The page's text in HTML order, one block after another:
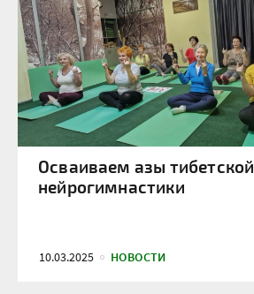
Осваиваем азы тибетской
нейрогимнастики
10.03.2025 НОВОСТИ